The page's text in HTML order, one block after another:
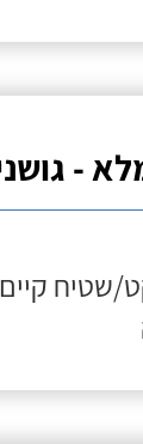
-
שטיח קיים